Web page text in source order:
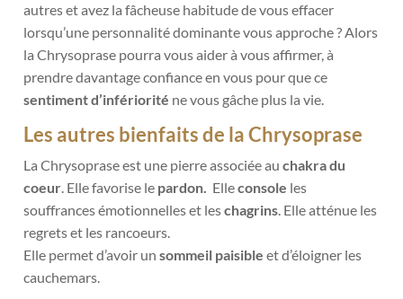
autres et avez la fâcheuse habitude de vous effacer
lorsqu’une personnalité dominante vous approche ? Alors
la Chrysoprase pourra vous aider à vous affirmer, à
prendre davantage confiance en vous pour que ce
sentiment d’infériorité ne vous gâche plus la vie.
Les autres bienfaits de la Chrysoprase
La Chrysoprase est une pierre associée auchakra du
coeur. Elle favorise le pardon. Elleconsole les
souffrances émotionnelles et leschagrins. Elle atténue les
regrets et les rancoeurs.
Elle permet d’avoir unsommeil paisible et d’éloigner les
cauchemars.